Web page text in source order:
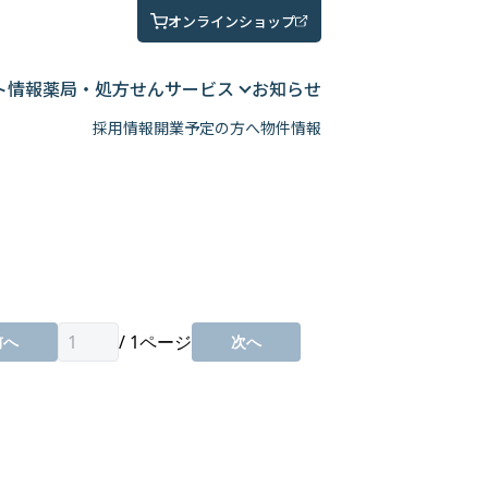
オンラインショップ
情報薬局・処方せんサービス お知らせ
採用情報開業予定の方へ物件情報
/ 1ページ 次へ